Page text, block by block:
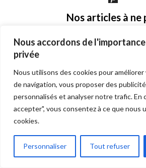
Nous accordons de
privée
Nous utilisons des cookies pour
de navigation, vous proposer des
personnalisés et analyser notre trafic. En
accepter", vous consentez à ce que nous
cookies.
Personnaliser Tout refuser
Nos articles à ne
manquer
Tooplans
alexandre reant
moustique
convertible center